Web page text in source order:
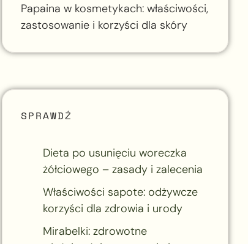
Papaina w kosmetykach: właściwości,
zastosowanie i korzyści dla skóry
SPRAWDŹ
Dieta po usunięciu woreczka
żółciowego – zasady i zalecenia
Właściwości sapote: odżywcze
korzyści dla zdrowia i urody
Mirabelki: zdrowotne